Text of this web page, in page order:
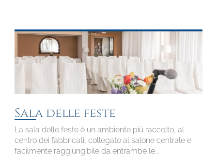
Sala delle feste
La sala delle feste è un ambiente più raccolto, al
centro dei fabbricati, collegato al salone centrale e
facilmente raggiungibile da entrambe le...